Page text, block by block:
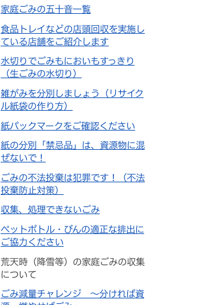
家庭ごみの五十音一覧
食品トレイなどの店頭回収を実施し
ている店舗をご紹介します
水切りでごみもにおいもすっきり
（生ごみの水切り）
雑がみを分別しましょう（リサイク
ル紙袋の作り方）
紙パックマークをご確認ください
紙の分別「禁忌品」は、資源物に混
ぜないで！
ごみの不法投棄は犯罪です！（不法
投棄防止対策）
収集、処理できないごみ
ペットボトル・びんの適正な排出に
ご協力ください
荒天時（降雪等）の家庭ごみの収集
について
ごみ減量チャレンジ ～分ければ資